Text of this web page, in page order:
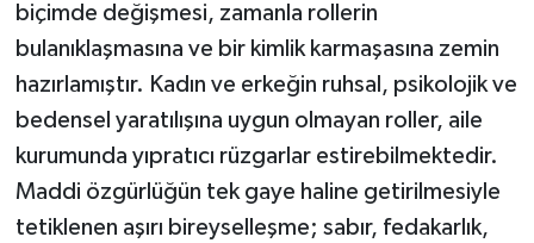
biçimde değişmesi, zamanla rollerin
bulanıklaşmasına ve bir kimlik karmaşasına zemin
hazırlamıştır. Kadın ve erkeğin ruhsal, psikolojik ve
bedensel yaratılışına uygun olmayan roller, aile
kurumunda yıpratıcı rüzgarlar estirebilmektedir.
Maddi özgürlüğün tek gaye haline getirilmesiyle
tetiklenen aşırı bireyselleşme; sabır, fedakarlık,